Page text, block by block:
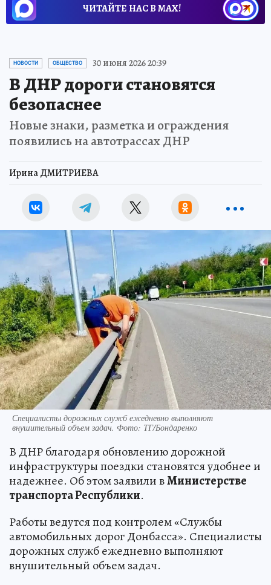
ЧИТАЙТЕ НАС В МАХ!
НОВОСТИ ОБЩЕСТВО 30 июня 2026 20:39
В ДНР дороги становятся
безопаснее
Новые знаки, разметка и ограждения
появились на автотрассах ДНР
Ирина ДМИТРИЕВА
Специалисты дорожных служб ежедневно выполняют
внушительный объем задач. Фото: ТГ/Бондаренко
В ДНР благодаря обновлению дорожной
инфраструктуры поездки становятся удобнее и
надежнее. Об этом заявили вМинистерстве
транспорта Республики.
Работы ведутся под контролем «Службы
автомобильных дорог Донбасса». Специалисты
дорожных служб ежедневно выполняют
внушительный объем задач.